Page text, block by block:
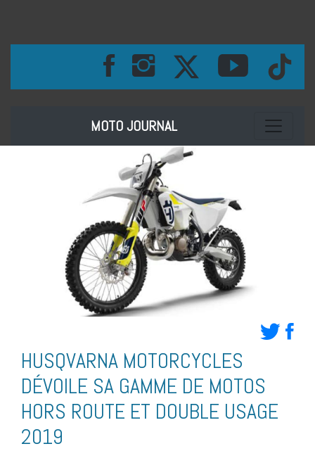
MOTO JOURNAL Toggle
HUSQVARNA MOTORCYCLES
DÉVOILE SA GAMME DE MOTOS
HORS ROUTE ET DOUBLE USAGE
2019